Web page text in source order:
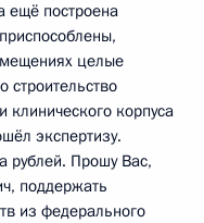
ещё построена
целые
строительство
клинического корпуса
экспертизу.
рублей. Прошу Вас,
поддержать
из федерального